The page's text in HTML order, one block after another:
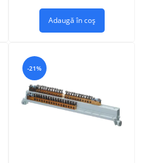
Adaugă în coș
-21%